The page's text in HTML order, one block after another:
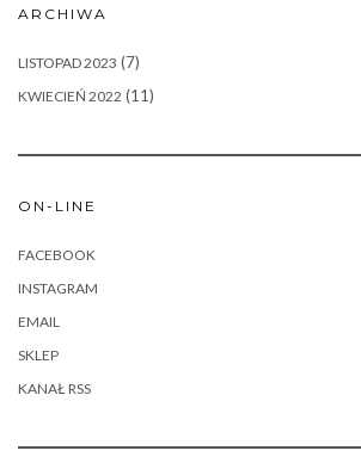
ARCHIWA
LISTOPAD 2023 (7)
KWIECIEŃ 2022 (11)
ON-LINE
FACEBOOK
INSTAGRAM
EMAIL
SKLEP
KANAŁ RSS